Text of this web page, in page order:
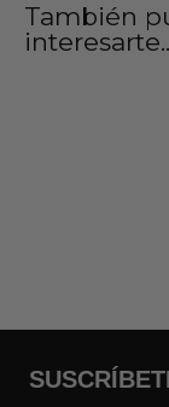
También